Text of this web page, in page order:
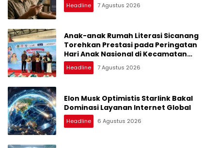
Headline 7 Agustus 2026
Anak-anak Rumah Literasi Sicanang
Torehkan Prestasi pada Peringatan
Hari Anak Nasional di Kecamatan
Medan Belawan
Headline 7 Agustus 2026
Elon Musk Optimistis Starlink Bakal
Dominasi Layanan Internet Global
Headline 6 Agustus 2026